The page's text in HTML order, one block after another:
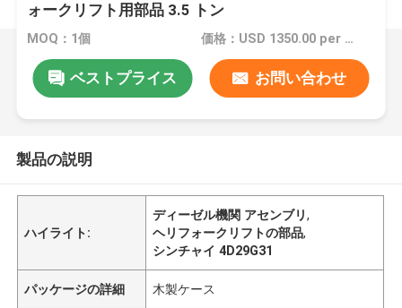
ォークリフト用部品 3.5 トン
MOQ：1個 価格：USD 1350.00 per pcs
ベストプライス お問い合わせ
製品の説明
ハイライト:
ディーゼル機関 アセンブリ,
ヘリフォークリフトの部品,
シンチャイ 4D29G31
パッケージの詳細 木製ケース